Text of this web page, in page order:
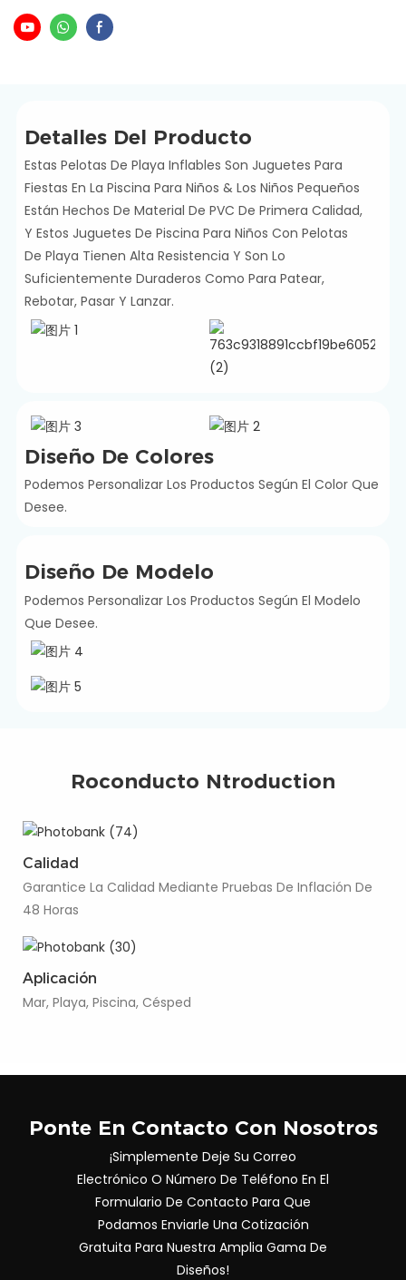
Detalles Del Producto
Estas Pelotas De Playa Inflables Son Juguetes Para
Fiestas En La Piscina Para Niños & Los Niños Pequeños
Están Hechos De Material De PVC De Primera Calidad,
Y Estos Juguetes De Piscina Para Niños Con Pelotas
De Playa Tienen Alta Resistencia Y Son Lo
Suficientemente Duraderos Como Para Patear,
Rebotar, Pasar Y Lanzar.
Diseño De Colores
Podemos Personalizar Los Productos Según El Color Que
Desee.
Diseño De Modelo
Podemos Personalizar Los Productos Según El Modelo
Que Desee.
Roconducto Ntroduction
Calidad
Garantice La Calidad Mediante Pruebas De Inflación De
48 Horas
Aplicación
Mar, Playa, Piscina, Césped
Ponte En Contacto Con Nosotros
¡Simplemente Deje Su Correo
Electrónico O Número De Teléfono En El
Formulario De Contacto Para Que
Podamos Enviarle Una Cotización
Gratuita Para Nuestra Amplia Gama De
Diseños!